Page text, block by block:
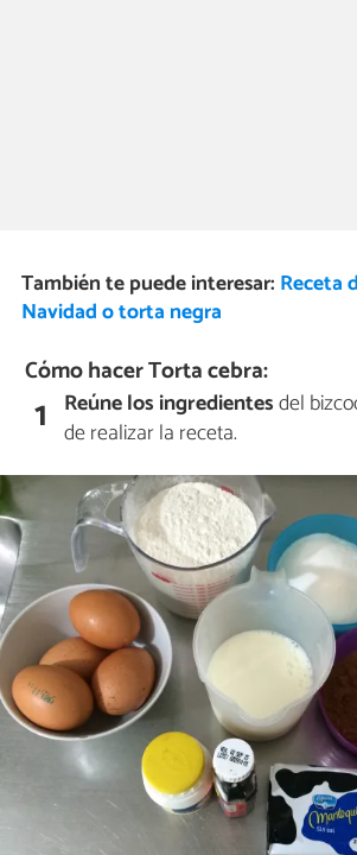
También te puede interesar: Receta
Navidad o torta negra
Cómo hacer Torta cebra:
1 Reúne los ingredientesdel
de realizar la receta.